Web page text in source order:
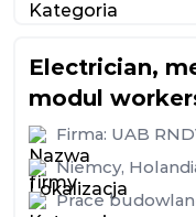
Electrician,
modul
Firma: UAB
Niemcy,
Prace